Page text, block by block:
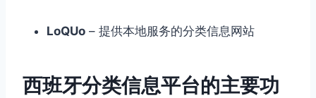
LoQUo – 提供本地服务的分类信息网站
西班牙分类信息平台的主要功